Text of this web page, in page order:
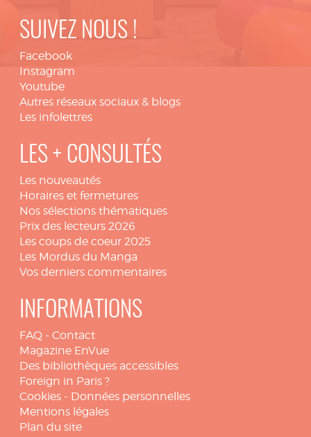
SUIVEZ NOUS !
Facebook
Instagram
Youtube
Autres réseaux sociaux & blogs
Les infolettres
LES + CONSULTÉS
Les nouveautés
Horaires et fermetures
Nos sélections thématiques
Prix des lecteurs 2026
Les coups de coeur 2025
Les Mordus du Manga
Vos derniers commentaires
INFORMATIONS
FAQ - Contact
Magazine EnVue
Des bibliothèques accessibles
Foreign in Paris ?
Cookies - Données personnelles
Mentions légales
Plan du site